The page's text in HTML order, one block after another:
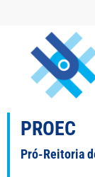
PROEC
Pró-Reitoria